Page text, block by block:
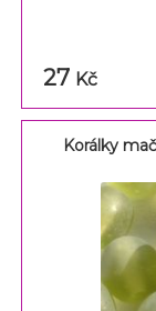
27 Kč
Korálky